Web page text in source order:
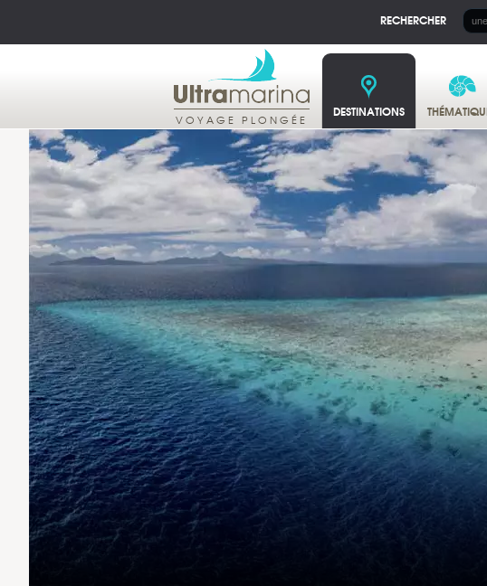
RECHERCHER
VOYAGE PLONGÉE DESTINATIONS